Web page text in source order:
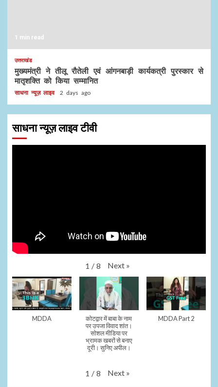
1 min read
उत्तराखंड
मुख्यमंत्री ने तीलू रौतेली एवं आंगनबाड़ी कार्यकत्री पुरस्कार से
मातृशक्ति को किया सम्मानित
साधना न्यूज़ लाइव 2 days ago
साधना न्यूज़ लाइव टीवी
1 / 8 Next »
MDDA
कोटद्वार में बाबा के नाम
पर उपजा विवाद शांत।
सोशल मीडिया पर
भ्रामक खबरों से बनाए
दूरी। सुनिए अपील।
MDDA Part 2
1 / 8 Next »